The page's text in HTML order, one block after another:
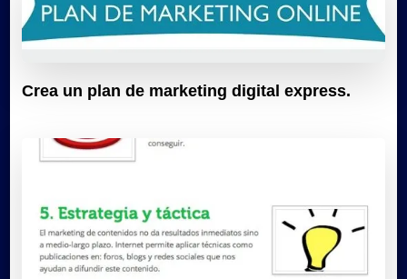
Crea un plan de marketing digital express.